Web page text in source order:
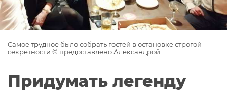
Самое трудное было собрать гостей в остановке строгой
секретности © предоставлено Александрой
Придумать легенду